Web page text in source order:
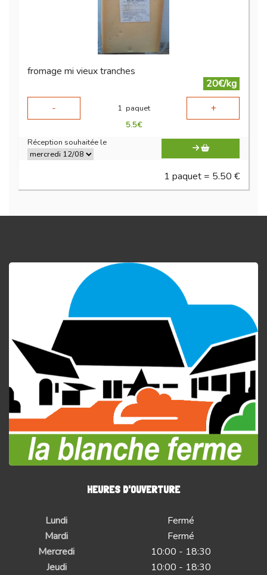
fromage mi vieux tranches
20€/kg
-
1 paquet +
5.5€
Réception souhaitée le
1 paquet = 5.50 €
HEURES D'OUVERTURE
Lundi
Fermé
Mardi
Fermé
Mercredi
10:00 - 18:30
Jeudi
10:00 - 18:30